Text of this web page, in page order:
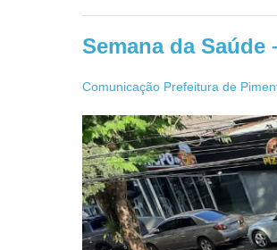
Semana da Saúde
Comunicação Prefeitura de